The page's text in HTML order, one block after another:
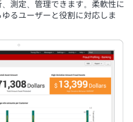
測定、管理できます。柔軟性に
るユーザーと役割に対応しま